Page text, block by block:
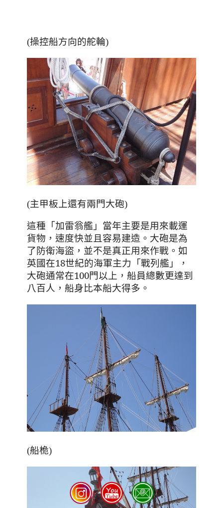
(操控船方向的舵輪)
(主甲板上還有兩門大砲)
這種「加雷翁艦」當年主要是用來載運
貨物 ，速度快並且容易建造。大砲是為
了防衛海盜 ，並不是真正用來作戰。如
英國在18世紀的海軍主力「戰列艦」
，
大砲通常在100門以上 ，船員總數更達到
八百人 ，船身比本船大得多。
(船桅)